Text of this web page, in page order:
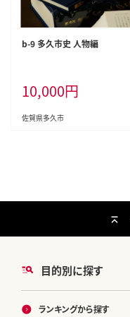
b-9 多久市史 人物編
10,000円
佐賀県多久市
目的別に探す
ランキングから探す